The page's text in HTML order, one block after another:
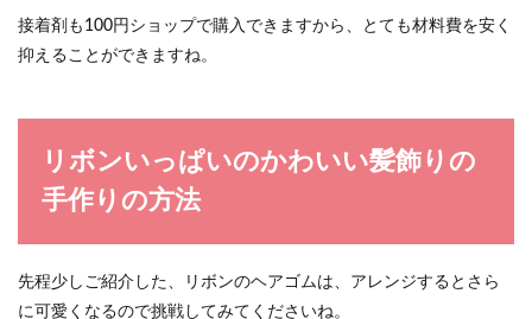
接着剤も100円ショップで購入できますから、とても材料費を安く
抑えることができますね。
リボンいっぱいのかわいい髪飾りの
手作りの方法
先程少しご紹介した、リボンのヘアゴムは、アレンジするとさら
に可愛くなるので挑戦してみてくださいね。